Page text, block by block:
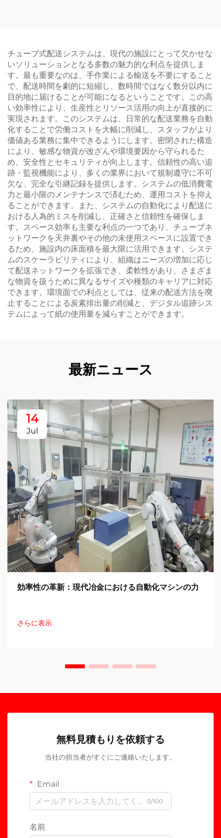
チューブ式配送システムは、現代の施設にとって欠かせな
いソリューションとなる多数の魅力的な利点を提供しま
す。最も重要なのは、手作業による輸送を不要にすること
で、配送時間を劇的に短縮し、数時間ではなく数分以内に
目的地に届けることが可能になるということです。この高
い効率性により、生産性とリソース活用の向上が直接的に
実現されます。このシステムは、日常的な配送業務を自動
化することで労働コストを大幅に削減し、スタッフがより
価値ある業務に集中できるようにします。密閉された構造
により、敏感な物資が改ざんや環境要因から守られるた
め、安全性とセキュリティが向上します。信頼性の高い追
跡・監視機能により、多くの業界において規制遵守に不可
欠な、完全な引継記録を提供します。システムの低消費電
力と最小限のメンテナンスで済むため、運用コストを抑え
ることができます。また、システムの自動化により配送に
おける人為的ミスを削減し、正確さと信頼性を確保しま
す。スペース効率も主要な利点の一つであり、チューブネ
ットワークを天井裏やその他の未使用スペースに設置でき
るため、施設内の床面積を最大限に活用できます。システ
ムのスケーラビリティにより、組織はニーズの増加に応じ
て配送ネットワークを拡張でき、柔軟性があり、さまざま
な物資を扱うために異なるサイズや種類のキャリアに対応
できます。環境面での利点としては、従来の配送方法を廃
止することによる炭素排出量の削減と、デジタル追跡シス
テムによって紙の使用量を減らすことができます。
最新ニュース
14
Jul
効率性の革新：現代冶金における自動化マシンの力
さらに表示
無料見積もりを依頼する
当社の担当者がすぐにご連絡いたします。
Email
0/100
名前